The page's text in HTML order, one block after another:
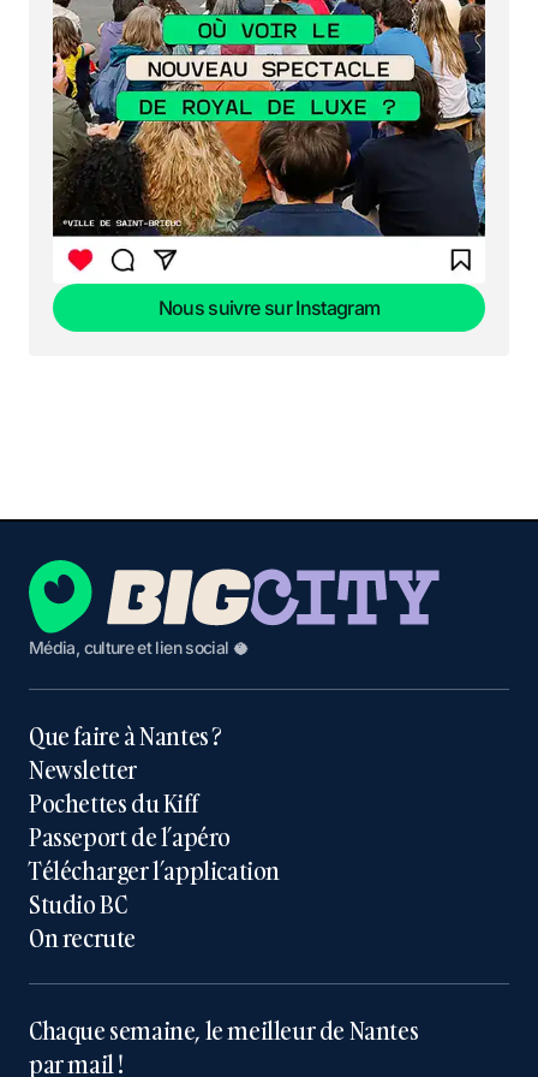
Nous suivre sur Instagram
Média, culture et lien social 🥥
Que faire à Nantes ?
Newsletter
Pochettes du Kiff
Passeport de l’apéro
Télécharger l’application
Studio BC
On recrute
Chaque semaine, le meilleur de Nantes
par mail !